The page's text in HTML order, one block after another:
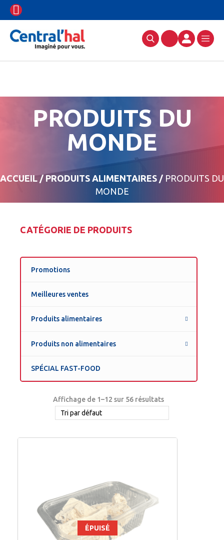
PRODUITS DU
MONDE
ACCUEIL / PRODUITS ALIMENTAIRES / PRODUITS DU
MONDE
Affichage de 1–12 sur 56 résultats
Tri par défaut
ÉPUISÉ
CATÉGORIE DE PRODUITS
Promotions
Meilleures ventes
Produits alimentaires
Produits non alimentaires
SPÉCIAL FAST-FOOD